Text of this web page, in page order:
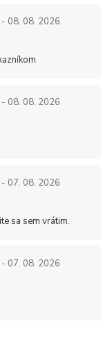
- 08. 08. 2026
- 08. 08. 2026
- 07. 08. 2026
sa sem vrátim.
- 07. 08. 2026